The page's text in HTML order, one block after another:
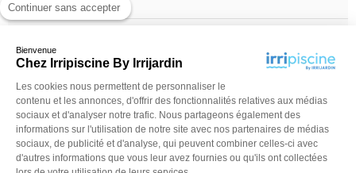
Continuer sans accepter
Bienvenue
Chez Irripiscine By Irrijardin
Les cookies nous permettent de personnaliser le
contenu et les annonces, d'offrir des fonctionnalités relatives aux médias
sociaux et d'analyser notre trafic. Nous partageons également des
informations sur l'utilisation de notre site avec nos partenaires de médias
sociaux, de publicité et d'analyse, qui peuvent combiner celles-ci avec
d'autres informations que vous leur avez fournies ou qu'ils ont collectées
©Irripiscine 2025 Conditions générales de ventes Mentions